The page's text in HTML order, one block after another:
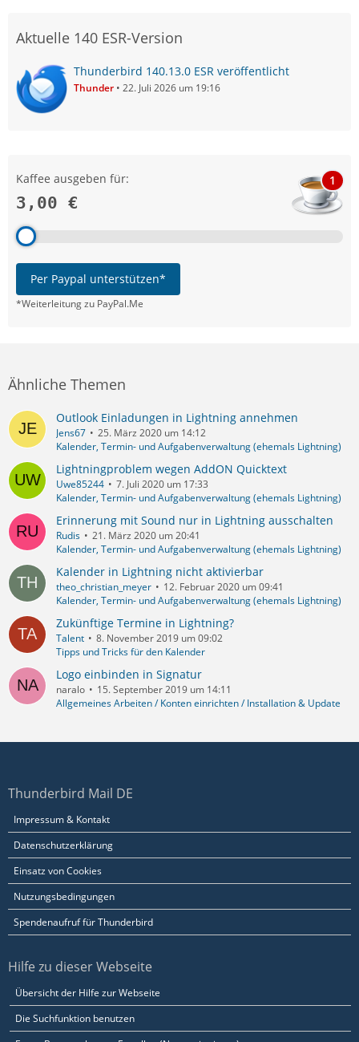
Aktuelle 140 ESR-Version
Thunderbird 140.13.0 ESR veröffentlicht
Thunder 22. Juli 2026 um 19:16
Kaffee ausgeben für:
3,00 €
1
Per Paypal unterstützen*
*Weiterleitung zu PayPal.Me
Ähnliche Themen
Outlook Einladungen in Lightning annehmen
Jens67
25. März 2020 um 14:12
Kalender, Termin- und Aufgabenverwaltung (ehemals Lightning)
Lightningproblem wegen AddON Quicktext
Uwe85244
7. Juli 2020 um 17:33
Kalender, Termin- und Aufgabenverwaltung (ehemals Lightning)
Erinnerung mit Sound nur in Lightning ausschalten
Rudis
21. März 2020 um 20:41
Kalender, Termin- und Aufgabenverwaltung (ehemals Lightning)
Kalender in Lightning nicht aktivierbar
theo_christian_meyer
12. Februar 2020 um 09:41
Kalender, Termin- und Aufgabenverwaltung (ehemals Lightning)
Zukünftige Termine in Lightning?
Talent
8. November 2019 um 09:02
Tipps und Tricks für den Kalender
Logo einbinden in Signatur
naralo
15. September 2019 um 14:11
Allgemeines Arbeiten / Konten einrichten / Installation & Update
Thunderbird Mail DE
Impressum & Kontakt
Datenschutzerklärung
Einsatz von Cookies
Nutzungsbedingungen
Spendenaufruf für Thunderbird
Hilfe zu dieser Webseite
Übersicht der Hilfe zur Webseite
Die Suchfunktion benutzen